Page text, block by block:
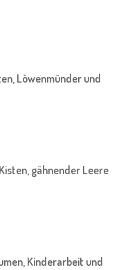
Löwenmünder und
gähnender Leere
Kinderarbeit und